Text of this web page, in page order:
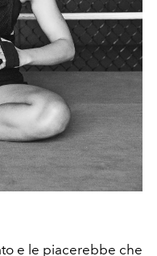
e le piacerebbe che